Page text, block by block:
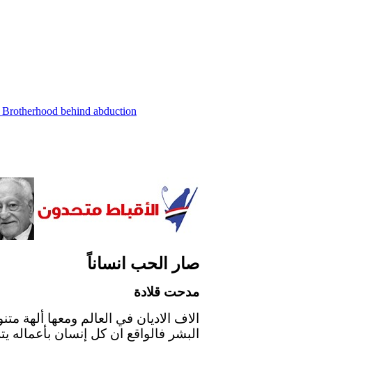
behind abduction
صار الحب انساناً
مدحت قلادة
الاف الاديان في العالم ومعها ألهة
البشر فالواقع ان كل إنسان بأعماله